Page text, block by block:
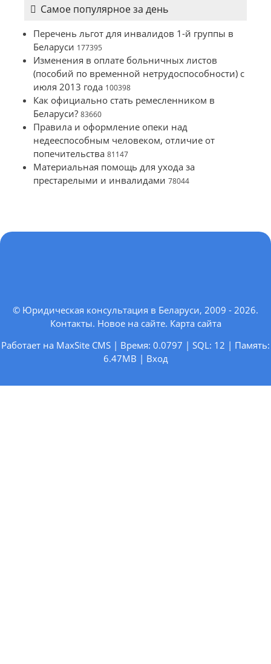
Самое популярное за день
Перечень льгот для инвалидов 1-й группы в
Беларуси 177395
Изменения в оплате больничных листов
(пособий по временной нетрудоспособности) с
июля 2013 года 100398
Как официально стать ремесленником в
Беларуси? 83660
Правила и оформление опеки над
недееспособным человеком, отличие от
попечительства 81147
Материальная помощь для ухода за
престарелыми и инвалидами 78044
© Юридическая консультация в Беларуси, 2009 - 2026.
Контакты. Новое на сайте. Карта сайта
Работает на MaxSite CMS | Время: 0.0797 | SQL: 12 | Память:
6.47MB | Вход